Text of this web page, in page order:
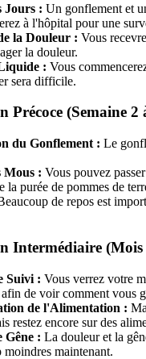
Jours : Un gonflement et
à l'hôpital pour une
la Douleur : Vous
la douleur.
: Vous
sera difficile.
Précoce (Semaine 2
du Gonflement : Le
Mous : Vous pouvez
la purée de pommes de
de repos est
Intermédiaire
Suivi : Vous verrez votre
de voir comment vous
de l'Alimentation :
restez encore sur des
Gêne : La douleur et la
moindres maintenant.